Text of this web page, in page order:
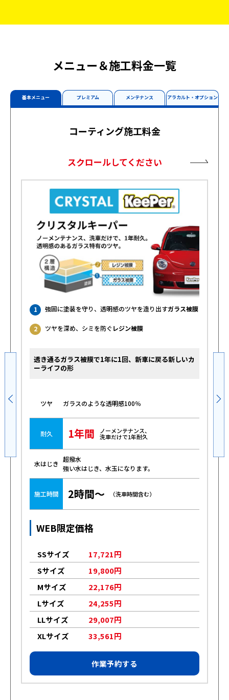
メニュー＆施工料金一覧
基本メニュー プレミアム メンテナンス アラカルト・オプション
コーティング施工料金
スクロールしてください
1 強固に塗装を守り、透明感のツヤを造り出すガラス被膜
2 ツヤを深め、シミを防ぐ レジン被膜
透き通るガラス被膜で1年に1回、新車に戻る新しいカ
ーライフの形
ツヤ ガラスのような透明感100％
耐久 1年間 ノーメンテナンス、
洗車だけで1年耐久
水はじき
超撥水
強い水はじき、水玉になります。
施工時間 2時間～ （洗車時間含む）
WEB限定価格
SSサイズ
17,721円
Sサイズ
19,800円
Mサイズ
22,176円
Lサイズ
24,255円
LLサイズ
29,007円
XLサイズ
33,561円
作業予約する